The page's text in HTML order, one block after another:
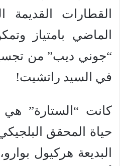
القطارات القديمة
الماضي بامتياز
“جوني ديب” من
في السيد راتشيت!
كانت “الستارة”
حياة المحقق البلجيكي
البديعة هركيول